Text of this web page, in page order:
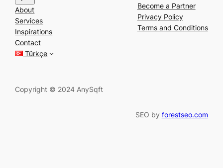
e
a
r
c
h
About
Services
Inspirations
Contact
Türkçe
Become a Partner
Privacy Policy
Terms and Conditions
Copyright © 2024 AnySqft
SEO by forestseo.com